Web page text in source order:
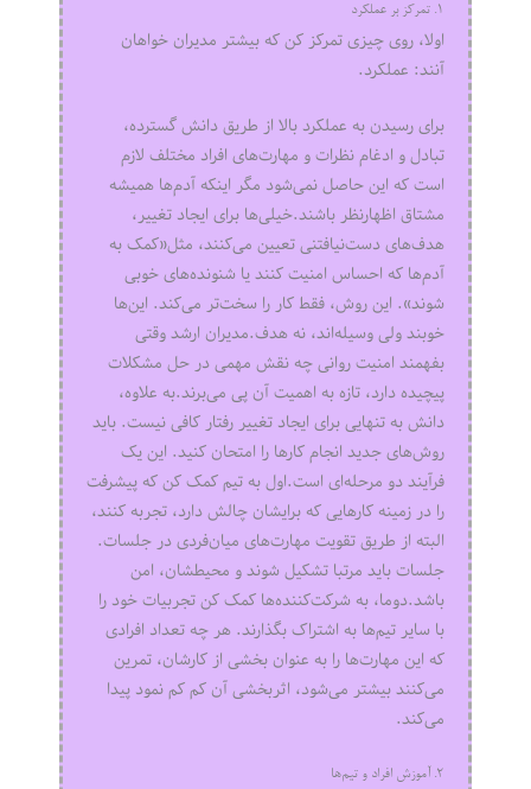
۱. تمرکز بر عملکرد
اولا، روی چیزی تمرکز کن که بیشتر مدیران خواهان
آنند: عملکرد.
برای رسیدن به عملکرد بالا از طریق دانش گسترده،
تبادل و ادغام نظرات و مهارت‌های افراد مختلف لازم
است که این حاصل نمی‌شود مگر اینکه آدم‌ها همیشه
مشتاق اظهارنظر باشند.خیلی‌ها برای ایجاد تغییر،
هدف‌های دست‌نیافتنی تعیین می‌کنند، مثل«کمک به
آدم‌ها که احساس امنیت کنند یا شنونده‌های خوبی
شوند». این روش، فقط کار را سخت‌تر می‌کند. این‌ها
خوبند ولی وسیله‌اند، نه هدف.مدیران ارشد وقتی
بفهمند امنیت روانی چه نقش مهمی در حل مشکلات
پیچیده دارد، تازه به اهمیت آن پی می‌برند.به علاوه،
دانش به تنهایی برای ایجاد تغییر رفتار کافی نیست. باید
روش‌های جدید انجام کارها را امتحان کنید. این یک
فرآیند دو مرحله‌ای است.اول به تیم کمک کن که پیشرفت
را در زمینه کارهایی که برایشان چالش دارد، تجربه کنند،
البته از طریق تقویت مهارت‌های میان‌فردی در جلسات.
جلسات باید مرتبا تشکیل شوند و محیطشان، امن
باشد.دوما، به شرکت‌کننده‌ها کمک کن تجربیات خود را
با سایر تیم‌ها به اشتراک بگذارند. هر چه تعداد افرادی
که این مهارت‌ها را به عنوان بخشی از کارشان، تمرین
می‌کنند بیشتر می‌شود، اثربخشی آن کم کم نمود پیدا
می‌کند.
۲. آموزش افراد و تیم‌ها